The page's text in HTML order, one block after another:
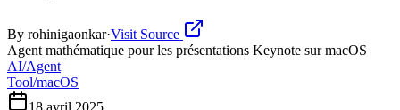
By rohinigaonkar·Visit Source
Agent mathématique pour les présentations Keynote sur macOS
AI/Agent
Tool/macOS
18 avril 2025